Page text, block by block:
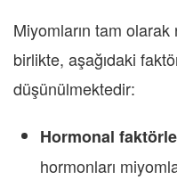
Miyomların tam
birlikte, aşağıdaki
düşünülmektedir:
Hormonal
hormonları